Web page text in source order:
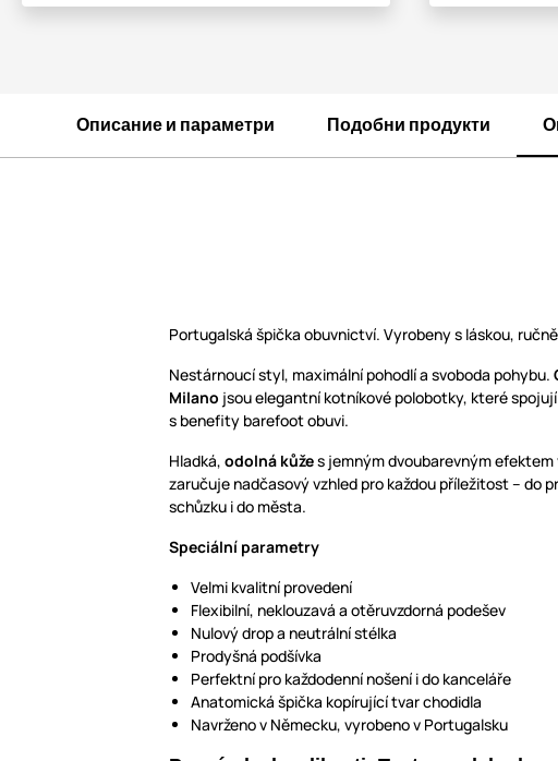
Описание и параметри Подобни продукти
Portugalská špička obuvnictví. Vyrobeny s láskou,
Nestárnoucí styl, maximální pohodlí a svoboda pohybu.
Milano jsou elegantní kotníkové polobotky, které
s benefity barefoot obuvi.
Hladká, odolná kůžes jemným dvoubarevným
zaručuje nadčasový vzhled pro každou příležitost – do
schůzku i do města.
Speciální parametry
Velmi kvalitní provedení
Flexibilní, neklouzavá a otěruvzdorná podešev
Nulový drop a neutrální stélka
Prodyšná podšívka
Perfektní pro každodenní nošení i do kanceláře
Anatomická špička kopírující tvar chodidla
Navrženo v Německu, vyrobeno v Portugalsku